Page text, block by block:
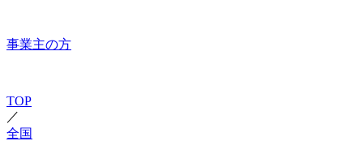
事業主の方
TOP
／
全国